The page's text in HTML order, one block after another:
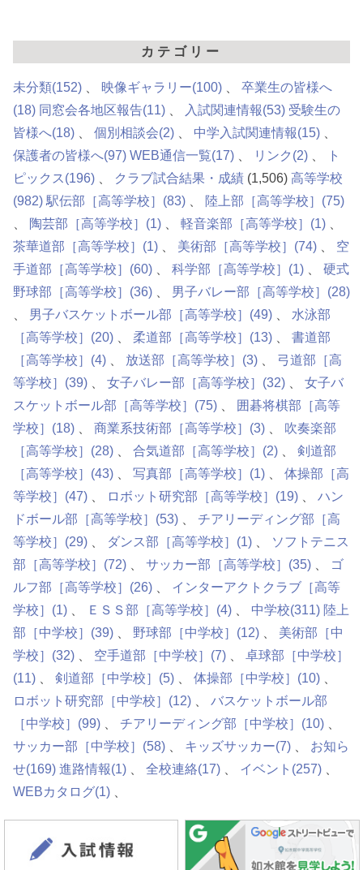
カテゴリー
未分類(152) 映像ギャラリー(100)
卒業生の皆様へ
(18) 同窓会各地区報告(11) 入試関連情報(53) 受験生の
皆様へ(18) 個別相談会(2) 中学入試関連情報(15)
保護者の皆様へ(97) WEB通信一覧(17) リンク (2)
ト
ピックス (196) クラブ試合結果・成績 (1,506) 高等学校
(982) 駅伝部［高等学校］ (83) 陸上部［高等学校］ (75)
陶芸部［高等学校］ (1) 軽音楽部［高等学校］ (1)
茶華道部［高等学校］ (1) 美術部［高等学校］ (74)
空
手道部［高等学校］ (60) 科学部［高等学校］ (1)
硬式
野球部［高等学校］ (36) 男子バレー部［高等学校］ (28)
男子バスケットボール部［高等学校］ (49)
水泳部
［高等学校］ (20) 柔道部［高等学校］ (13)
書道部
［高等学校］ (4) 放送部［高等学校］ (3)
弓道部［高
等学校］ (39) 女子バレー部［高等学校］ (32)
女子バ
スケットボール部［高等学校］ (75)
囲碁将棋部［高等
学校］ (18) 商業系技術部［高等学校］ (3)
吹奏楽部
［高等学校］ (28) 合気道部［高等学校］ (2)
剣道部
［高等学校］ (43) 写真部［高等学校］ (1)
体操部［高
等学校］ (47) ロボット研究部［高等学校］ (19)
ハン
ドボール部［高等学校］ (53)
チアリーディング部［高
等学校］ (29) ダンス部［高等学校］ (1)
ソフトテニス
部［高等学校］ (72) サッカー部［高等学校］ (35)
ゴ
ルフ部［高等学校］ (26)
インターアクトクラブ［高等
学校］ (1) ＥＳＳ部［高等学校］ (4) 中学校(311) 陸上
部［中学校］ (39) 野球部［中学校］ (12)
美術部［中
学校］ (32) 空手道部［中学校］ (7)
卓球部［中学校］
(11)
剣道部［中学校］ (5) 体操部［中学校］ (10)
ロボット研究部［中学校］ (12)
バスケットボール部
［中学校］ (99) チアリーディング部［中学校］ (10)
サッカー部［中学校］ (58) キッズサッカー(7)
お知ら
せ(169) 進路情報(1) 全校連絡(17) イベント (257)
WEBカタログ(1)